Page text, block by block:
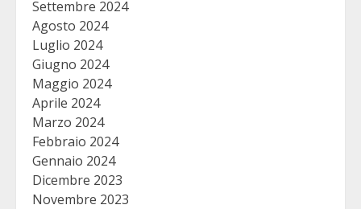
Settembre 2024
Agosto 2024
Luglio 2024
Giugno 2024
Maggio 2024
Aprile 2024
Marzo 2024
Febbraio 2024
Gennaio 2024
Dicembre 2023
Novembre 2023